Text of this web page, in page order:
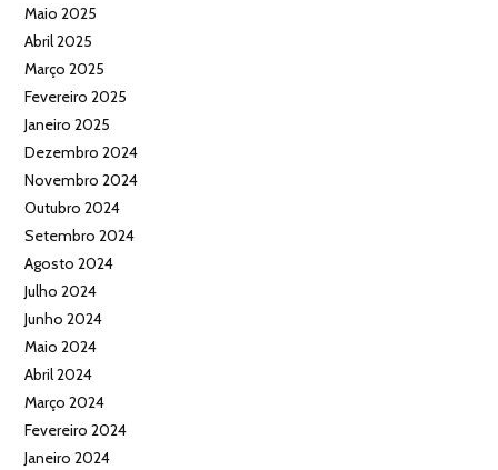
Maio 2025
Abril 2025
Março 2025
Fevereiro 2025
Janeiro 2025
Dezembro 2024
Novembro 2024
Outubro 2024
Setembro 2024
Agosto 2024
Julho 2024
Junho 2024
Maio 2024
Abril 2024
Março 2024
Fevereiro 2024
Janeiro 2024